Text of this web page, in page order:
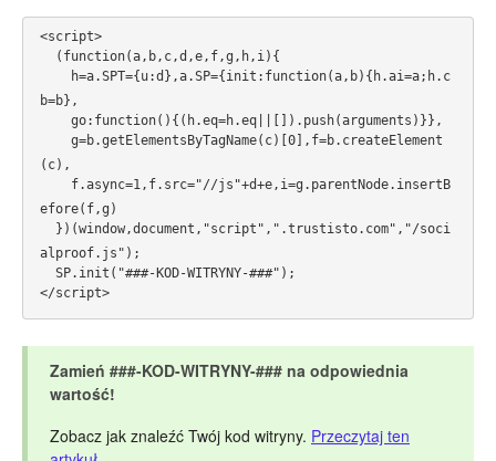
<script>
  (function(a,b,c,d,e,f,g,h,i){
b=b},
    go:function(){(h.eq=h.eq||[]).push(arguments)}},
(c),
efore(f,g)
alproof.js");
  SP.init("###-KOD-WITRYNY-###");
</script>
Zamień ###-KOD-WITRYNY-### na odpowiednia
wartość!
Zobacz jak znaleźć Twój kod witryny. Przeczytaj ten